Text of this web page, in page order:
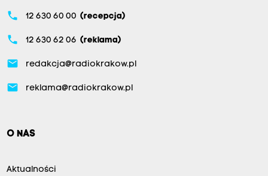
phone 12 630 60 00 (recepcja)
phone 12 630 62 06 (reklama)
email redakcja@radiokrakow.pl
email reklama@radiokrakow.pl
O NAS
Aktualności